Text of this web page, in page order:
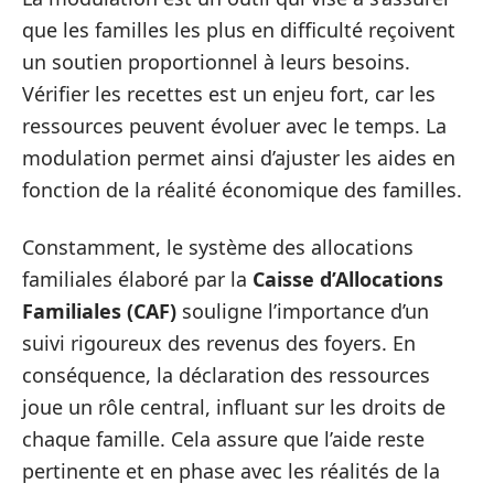
que les familles les plus en difficulté reçoivent
un soutien proportionnel à leurs besoins.
Vérifier les recettes est un enjeu fort, car les
ressources peuvent évoluer avec le temps. La
modulation permet ainsi d’ajuster les aides en
fonction de la réalité économique des familles.
Constamment, le système des allocations
familiales élaboré par la Caisse d’Allocations
Familiales (CAF) souligne l’importance d’un
suivi rigoureux des revenus des foyers. En
conséquence, la déclaration des ressources
joue un rôle central, influant sur les droits de
chaque famille. Cela assure que l’aide reste
pertinente et en phase avec les réalités de la